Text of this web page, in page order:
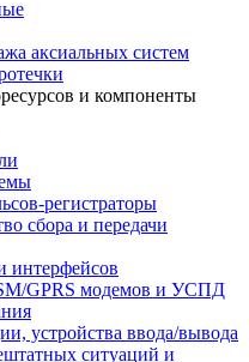
аксиальных систем
и компоненты
регистраторы
сбора и передачи
интерфейсов
GPRS модемов и УСПД
устройства ввода/вывода
ситуаций и